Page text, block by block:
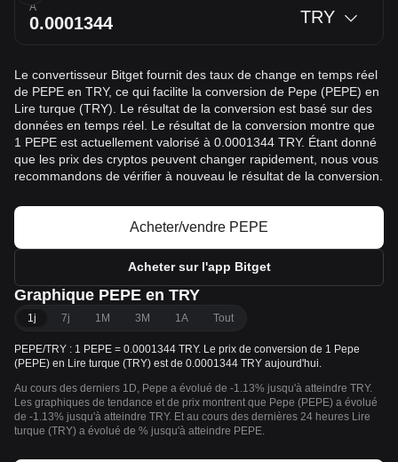
À TRY
Le convertisseur Bitget fournit des taux de change en temps réel
de PEPE en TRY, ce qui facilite la conversion de Pepe (PEPE) en
Lire turque (TRY). Le résultat de la conversion est basé sur des
données en temps réel. Le résultat de la conversion montre que
1 PEPE est actuellement valorisé à 0.0001344 TRY. Étant donné
que les prix des cryptos peuvent changer rapidement, nous vous
recommandons de vérifier à nouveau le résultat de la conversion.
Acheter/vendre PEPE
Acheter sur l'app Bitget
Graphique PEPE en TRY
1j 7j 1M 3M 1A Tout
PEPE/TRY : 1 PEPE = 0.0001344 TRY. Le prix de conversion de 1 Pepe
(PEPE) en Lire turque (TRY) est de 0.0001344 TRY aujourd'hui.
Au cours des derniers 1D, Pepe a évolué de -1.13% jusqu'à atteindre TRY.
Les graphiques de tendance et de prix montrent que Pepe (PEPE) a évolué
de -1.13% jusqu'à atteindre TRY. Et au cours des dernières 24 heures Lire
turque (TRY) a évolué de % jusqu'à atteindre PEPE.